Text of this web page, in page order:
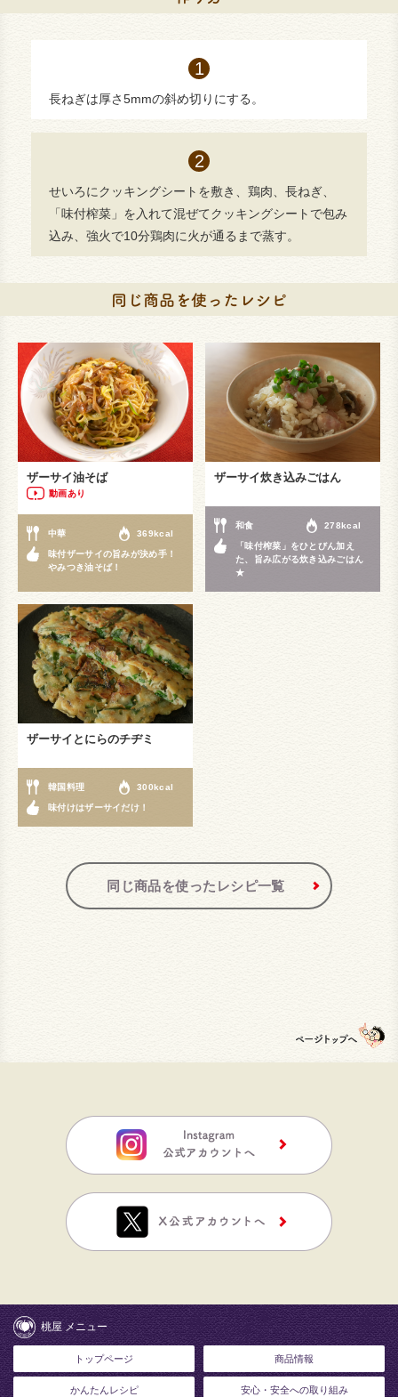
長ねぎは厚さ5mmの斜め切りにする。
せいろにクッキングシートを敷き、鶏肉、長ねぎ、
「味付榨菜」を入れて混ぜてクッキングシートで包み
込み、強火で10分鶏肉に火が通るまで蒸す。
ザーサイ油そば
動画あり
中華 369kcal
味付ザーサイの旨みが決め手！
やみつき油そば！
ザーサイ炊き込みごはん
和食 278kcal
「味付榨菜」をひとびん加え
た、旨み広がる炊き込みごはん
★
ザーサイとにらのチヂミ
韓国料理 300kcal
味付けはザーサイだけ！
同じ商品を使ったレシピ一覧
桃屋 メニュー
トップページ 商品情報
かんたんレシピ 安心・安全への取り組み